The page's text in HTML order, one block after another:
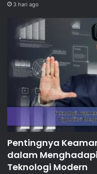
3 hari ago
Pentingnya
dalam
Teknologi Modern